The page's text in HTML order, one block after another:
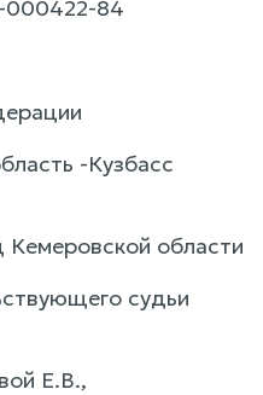
000422-84
-Кузбасс
Кемеровской области
судьи
Е.В.,